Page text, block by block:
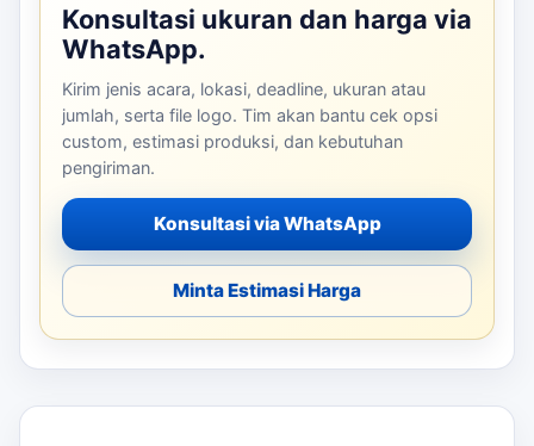
Konsultasi ukuran dan harga via
WhatsApp.
Kirim jenis acara, lokasi, deadline, ukuran atau
jumlah, serta file logo. Tim akan bantu cek opsi
custom, estimasi produksi, dan kebutuhan
pengiriman.
Konsultasi via WhatsApp
Minta Estimasi Harga